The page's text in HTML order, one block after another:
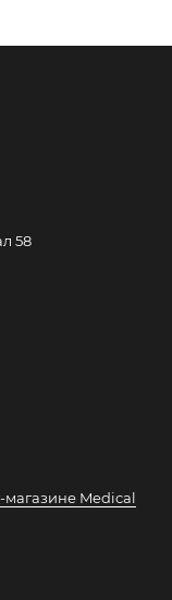
58
магазине Medical